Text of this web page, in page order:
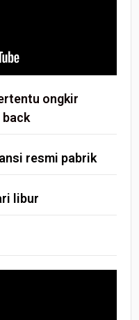
ongkir
resmi pabrik
libur